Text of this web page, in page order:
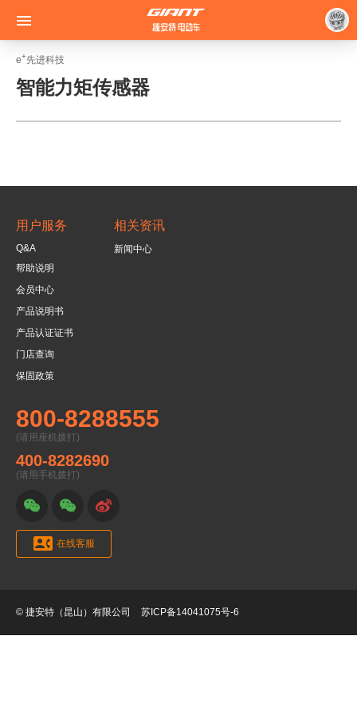

e+先进科技
智能力矩传感器
用户服务
Q&A
帮助说明
会员中心
产品说明书
产品认证证书
门店查询
保固政策
相关资讯
新闻中心
800-8288555
(请用座机拨打)
400-8282690
(请用手机拨打)
  
 在线客服
© 捷安特（昆山）有限公司 苏ICP备14041075号-6